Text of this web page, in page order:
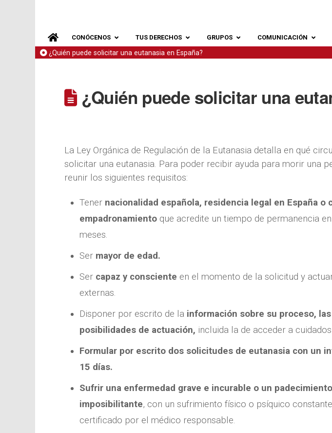
CONÓCENOS TUS DERECHOS GRUPOS COMUNICACIÓN
¿Quién puede solicitar una eutanasia en España?
¿Quién puede solicitar una
La Ley Orgánica de Regulación de la Eutanasia detalla en qué
solicitar una eutanasia. Para poder recibir ayuda para morir una
reunir los siguientes requisitos:
Tenernacionalidad española, residencia legal en España o
empadronamientoque acredite un tiempo de permanencia
meses.
Ser mayor de edad.
Ser capaz y consciente en el momento de la solicitud y
externas.
Disponer por escrito de la información sobre su proceso,
posibilidades de actuación, incluida la de acceder a
Formular por escrito dos solicitudes de eutanasia con un
15 días.
Sufrir una enfermedad grave e incurable o un
imposibilitante, con un sufrimiento físico o psíquico
certificado por el médico responsable.